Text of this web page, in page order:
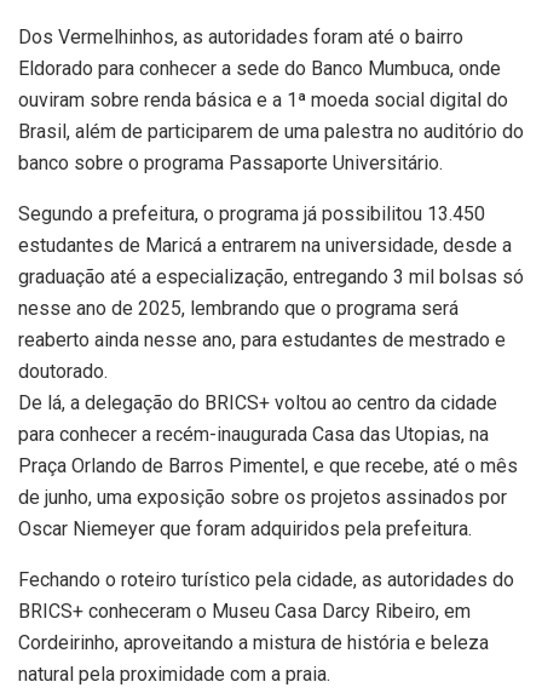
Dos Vermelhinhos, as autoridades foram até o bairro
Eldorado para conhecer a sede do Banco Mumbuca, onde
ouviram sobre renda básica e a 1ª moeda social digital do
Brasil, além de participarem de uma palestra no auditório do
banco sobre o programa Passaporte Universitário.
Segundo a prefeitura, o programa já possibilitou 13.450
estudantes de Maricá a entrarem na universidade, desde a
graduação até a especialização, entregando 3 mil bolsas só
nesse ano de 2025, lembrando que o programa será
reaberto ainda nesse ano, para estudantes de mestrado e
doutorado.
De lá, a delegação do BRICS+ voltou ao centro da cidade
para conhecer a recém-inaugurada Casa das Utopias, na
Praça Orlando de Barros Pimentel, e que recebe, até o mês
de junho, uma exposição sobre os projetos assinados por
Oscar Niemeyer que foram adquiridos pela prefeitura.
Fechando o roteiro turístico pela cidade, as autoridades do
BRICS+ conheceram o Museu Casa Darcy Ribeiro, em
Cordeirinho, aproveitando a mistura de história e beleza
natural pela proximidade com a praia.